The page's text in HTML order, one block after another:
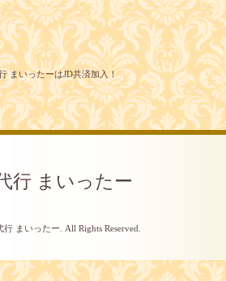
まいったーはJD共済加入！
行 まいったー
行 まいったー . All Rights Reserved.